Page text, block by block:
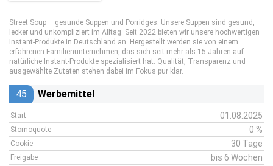
Street Soup – gesunde Suppen und Porridges. Unsere Suppen sind gesund,
lecker und unkompliziert im Alltag. Seit 2022 bieten wir unsere hochwertigen
Instant-Produkte in Deutschland an. Hergestellt werden sie von einem
erfahrenen Familienunternehmen, das sich seit mehr als 15 Jahren auf
natürliche Instant-Produkte spezialisiert hat. Qualität, Transparenz und
ausgewählte Zutaten stehen dabei im Fokus pur klar.
45 Werbemittel
Start 01.08.2025
Stornoquote 0 %
Cookie 30 Tage
Freigabe bis 6 Wochen